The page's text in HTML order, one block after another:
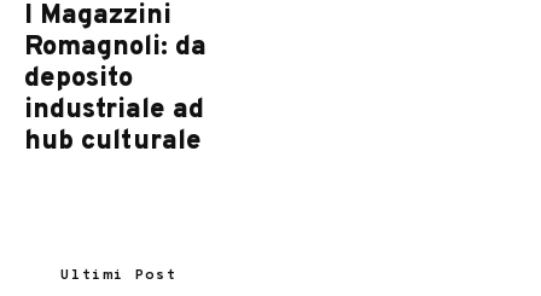
I Magazzini
Romagnoli: da
deposito
industriale ad
hub culturale
Ultimi Post